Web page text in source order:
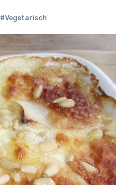
#Vegetarisch